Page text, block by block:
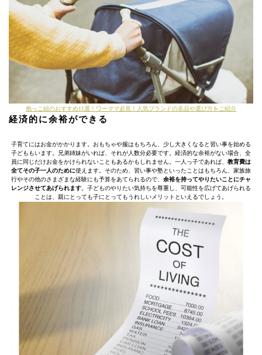
抱っこ紐のおすすめ11選！ワーママ必見！人気ブランドの名品や選び方をご紹介
経済的に余裕ができる
子育てにはお金がかかります。おもちゃや服はもちろん、少し大きくなると習い事を始める
子どももいます。兄弟姉妹がいれば、それが人数分必要です。経済的な余裕がない場合、全
員に同じだけお金をかけられないこともあるかもしれません。一人っ子であれば、 教育費は
全てその子一人のために使えます。そのため、習い事や塾といったことはもちろん、家族旅
行やその他のさまざまな経験にも予算をあてられるので、 余裕を持ってやりたいことにチャ
レンジさせてあげられます 。子どものやりたい気持ちを尊重し、可能性を広げてあげられる
ことは、親にとっても子にとってもうれしいメリットといえるでしょう。